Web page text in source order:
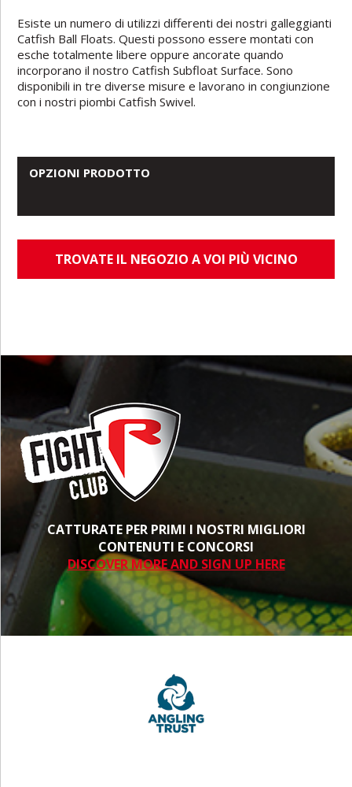
Esiste un numero di utilizzi differenti dei nostri galleggianti
Catfish Ball Floats. Questi possono essere montati con
esche totalmente libere oppure ancorate quando
incorporano il nostro Catfish Subfloat Surface. Sono
disponibili in tre diverse misure e lavorano in congiunzione
con i nostri piombi Catfish Swivel.
OPZIONI PRODOTTO
TROVATE IL NEGOZIO A VOI PIÙ VICINO
CATTURATE PER PRIMI I NOSTRI MIGLIORI
CONTENUTI E CONCORSI
DISCOVER MORE AND SIGN UP HERE